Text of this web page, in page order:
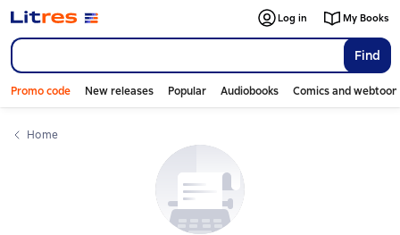
Find
Log in My Books
Promo code New releases Popular Audiobooks Comics and
Home
Слайдер с книгами
Слайдер с книгами